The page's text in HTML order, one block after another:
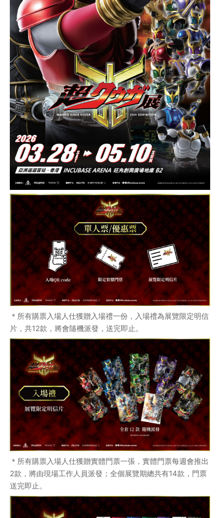
＊所有購票入場人仕獲贈入場禮一份，入場禮為展覽限定明信
片，共12款，將會隨機派發，送完即止。
＊所有購票入場人仕獲贈實體門票一張，實體門票每週會推出
2款，將由現場工作人員派發；全個展覽期總共有14款，門票
送完即止。